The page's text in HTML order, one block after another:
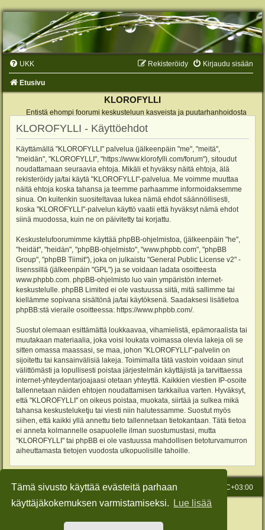
Tämä sivusto käyttää evästeitä parhaan
käyttäjäkokemuksen varmistamiseksi.
Lue lisää
UKK Kirjaudu sisään
Rekisteröidy
Etusivu
KLOROFYLLI
Entistä ehompi foorumi keskusteluun kasveista ja puutarhanhoidosta
KLOROFYLLI - Käyttöehdot
Käyttämällä "KLOROFYLLI" palvelua (jälkeenpäin "me", "meitä",
"meidän", "KLOROFYLLI", "https://www.klorofylli.com/forum"), sitoudut
noudattamaan seuraavia ehtoja. Mikäli et hyväksy näitä ehtoja, älä
rekisteröidy ja/tai käytä "KLOROFYLLI"-palvelua. Me voimme muuttaa
näitä ehtoja koska tahansa ja teemme parhaamme informoidaksemme
sinua. On kuitenkin suositeltavaa lukea nämä ehdot säännöllisesti,
koska "KLOROFYLLI"-palvelun käyttö vaatii että hyväksyt nämä ehdot
siinä muodossa, kuin ne on päivitetty tai korjattu.
Keskustelufoorumimme käyttää phpBB-ohjelmistoa, (jälkeenpäin "he",
"heidät", "heidän", "phpBB-ohjelmisto", "www.phpbb.com", "phpBB
Group", "phpBB Tiimit"), joka on julkaistu "General Public License v2" -
lisenssillä (jälkeenpäin "GPL") ja se voidaan ladata osoitteesta
www.phpbb.com . phpBB-ohjelmisto luo vain ympäristön internet-
keskustelulle. phpBB Limited ei ole vastuussa siitä, mitä sallimme tai
kiellämme sopivana sisältönä ja/tai käytöksenä. Saadaksesi lisätietoa
phpBB:stä vieraile osoitteessa: https://www.phpbb.com/.
Suostut olemaan esittämättä loukkaavaa, vihamielistä, epämoraalista tai
muutakaan materiaalia, joka voisi loukata voimassa olevia lakeja oli se
sitten omassa maassasi, se maa, johon "KLOROFYLLI"-palvelin on
sijoitettu tai kansainvälisiä lakeja. Toimimalla tätä vastoin voidaan sinut
välittömästi ja lopullisesti poistaa järjestelmän käyttäjistä ja tarvittaessa
internet-yhteydentarjoajaasi otetaan yhteyttä. Kaikkien viestien IP-osoite
tallennetaan näiden ehtojen noudattamisen tarkkailua varten. Hyväksyt,
että "KLOROFYLLI" on oikeus poistaa, muokata, siirtää ja sulkea mikä
tahansa keskusteluketju tai viesti niin halutessamme. Suostut myös
siihen, että kaikki yllä annettu tieto tallennetaan tietokantaan. Tätä tietoa
ei anneta kolmannelle osapuolelle ilman suostumustasi, mutta
"KLOROFYLLI" tai phpBB ei ole vastuussa mahdollisen tietoturvamurron
aiheuttamasta tietojen vuodosta ulkopuolisille tahoille.
Etusivu Kaikki ajat ovat UTC+03:00
Viesti Ylläpidolle
Keskustelufoorumin ohjelmistophpBB® Forum Software © phpBB Limited